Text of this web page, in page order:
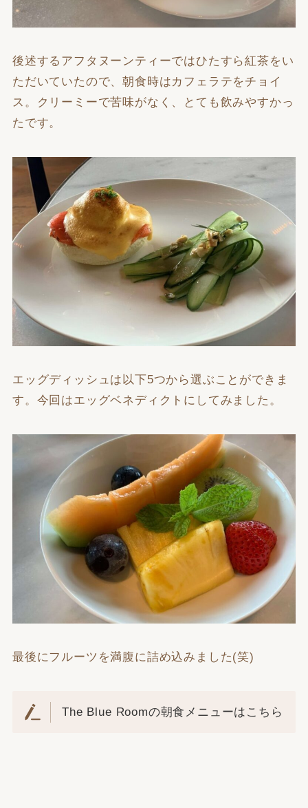
後述するアフタヌーンティーではひたすら紅茶をい
ただいていたので、朝食時はカフェラテをチョイ
ス。クリーミーで苦味がなく、とても飲みやすかっ
たです。
エッグディッシュは以下5つから選ぶことができま
す。今回はエッグベネディクトにしてみました。
最後にフルーツを満腹に詰め込みました(笑)
The Blue Roomの朝食メニューはこちら